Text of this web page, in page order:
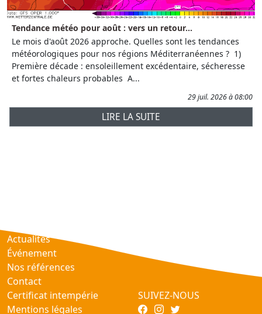
Tendance météo pour août : vers un retour...
Le mois d'août 2026 approche. Quelles sont les tendances
météorologiques pour nos régions Méditerranéennes ? 1)
Première décade : ensoleillement excédentaire, sécheresse
et fortes chaleurs probables A...
29 juil. 2026 à 08:00
LIRE LA SUITE
Actualités
Événement
Nos références
Contact
Certificat intempérie
Mentions légales
SUIVEZ-NOUS